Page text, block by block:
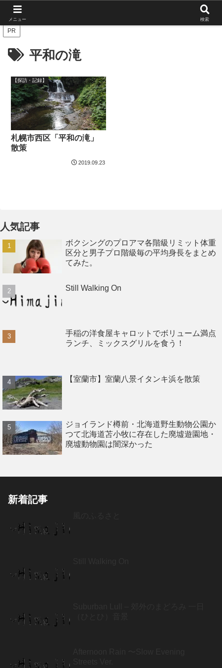
PR
平和の滝
【探訪・記録】
札幌市西区「平和の滝」
散策
2019.09.23
人気記事
ボクシングのプロアマ各階級リミット体重
区分と男子プロ階級毎の平均身長をまとめ
てみた。
Still Walking On
手稲の洋食屋キャロットでボリューム満点
ランチ、ミックスグリルを食う！
【室蘭市】室蘭八景イタンキ浜を散策
ジョイランド樽前・北海道野生動物公園か
つて北海道苫小牧に存在した廃墟遊園地・
廃墟動物園は闇深かった
新着記事
メニュー 検索